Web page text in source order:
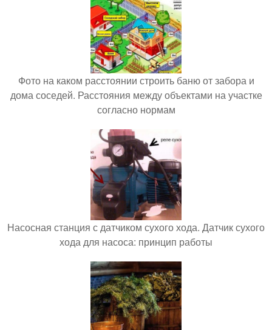
Фото на каком расстоянии строить баню от забора и
дома соседей. Расстояния между объектами на участке
согласно нормам
Насосная станция с датчиком сухого хода. Датчик сухого
хода для насоса: принцип работы